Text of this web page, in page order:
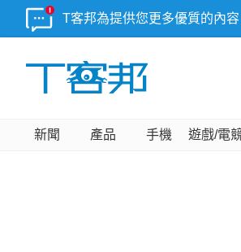
T客邦為提供您更多優質的內
新聞 產品 手機 遊戲/電